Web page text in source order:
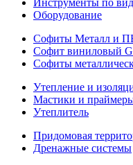
Инструменты по
Оборудование
Софиты Металл и
Софит виниловый
Софиты
Утепление и
Мастики и
Утеплитель
Придомовая
Дренажные системы